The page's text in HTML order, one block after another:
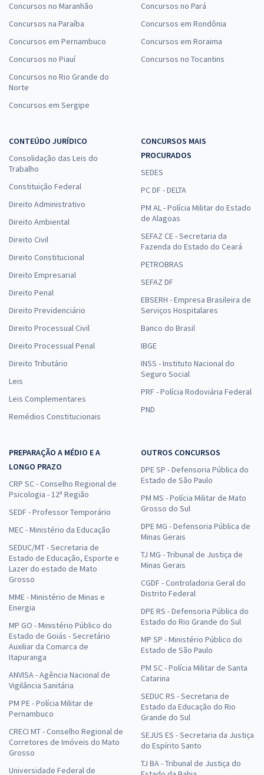
Concursos no Maranhão
Concursos na Paraíba
Concursos em Pernambuco
Concursos no Piauí
Concursos no Rio Grande do
Norte
Concursos em Sergipe
Concursos no Pará
Concursos em Rondônia
Concursos em Roraima
Concursos no Tocantins
CONTEÚDO JURÍDICO
Consolidação das Leis do
Trabalho
Constituição Federal
Direito Administrativo
Direito Ambiental
Direito Civil
Direito Constitucional
Direito Empresarial
Direito Penal
Direito Previdenciário
Direito Processual Civil
Direito Processual Penal
Direito Tributário
Leis
Leis Complementares
Remédios Constitucionais
CONCURSOS MAIS
PROCURADOS
SEDES
PC DF - DELTA
PM AL - Polícia Militar do Estado
de Alagoas
SEFAZ CE - Secretaria da
Fazenda do Estado do Ceará
PETROBRAS
SEFAZ DF
EBSERH - Empresa Brasileira de
Serviços Hospitalares
Banco do Brasil
IBGE
INSS - Instituto Nacional do
Seguro Social
PRF - Polícia Rodoviária Federal
PND
PREPARAÇÃO A MÉDIO E A
LONGO PRAZO
CRP SC - Conselho Regional de
Psicologia - 12ª Região
SEDF - Professor Temporário
MEC - Ministério da Educação
SEDUC/MT - Secretaria de
Estado de Educação, Esporte e
Lazer do estado de Mato
Grosso
MME - Ministério de Minas e
Energia
MP GO - Ministério Público do
Estado de Goiás - Secretário
Auxiliar da Comarca de
Itapuranga
ANVISA - Agência Nacional de
Vigilância Sanitária
PM PE - Polícia Militar de
Pernambuco
CRECI MT - Conselho Regional de
Corretores de Imóveis do Mato
Grosso
Universidade Federal de
OUTROS CONCURSOS
DPE SP - Defensoria Pública do
Estado de São Paulo
PM MS - Polícia Militar de Mato
Grosso do Sul
DPE MG - Defensoria Pública de
Minas Gerais
TJ MG - Tribunal de Justiça de
Minas Gerais
CGDF - Controladoria Geral do
Distrito Federal
DPE RS - Defensoria Pública do
Estado do Rio Grande do Sul
MP SP - Ministério Público do
Estado de São Paulo
PM SC - Polícia Militar de Santa
Catarina
SEDUC RS - Secretaria de
Estado da Educação do Rio
Grande do Sul
SEJUS ES - Secretaria da Justiça
do Espírito Santo
TJ BA - Tribunal de Justiça do